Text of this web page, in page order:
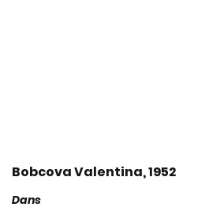
Bobcova Valentina, 1952
Dans